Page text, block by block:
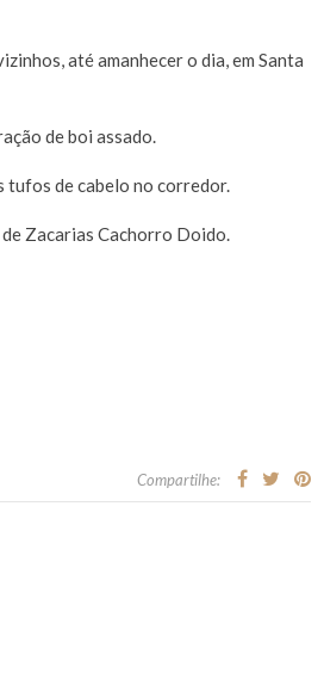
até amanhecer o dia, em Santa
de boi assado.
tufos de cabelo no corredor.
Zacarias Cachorro Doido.
Compartilhe: